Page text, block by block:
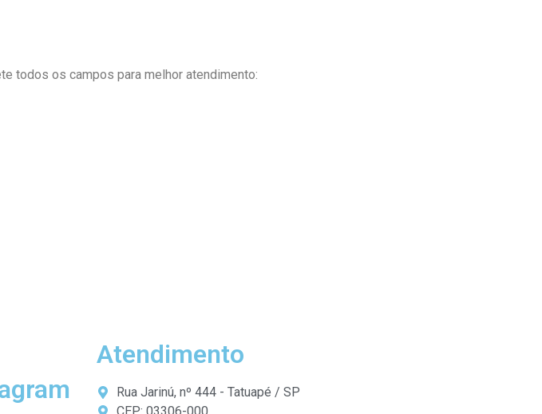
todos os campos para melhor atendimento:
Atendimento
Rua Jarinú, nº 444 - Tatuapé / SP